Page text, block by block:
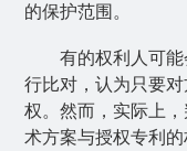
的保护范围。
有的权利人可
行比对，认为只要
权。然而，实际上
术方案与授权专利的